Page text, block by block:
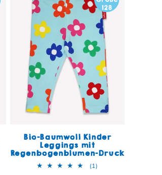
Bio-Baumwoll Kinder
Leggings mit
Regenbogenblumen-Druck
(1)